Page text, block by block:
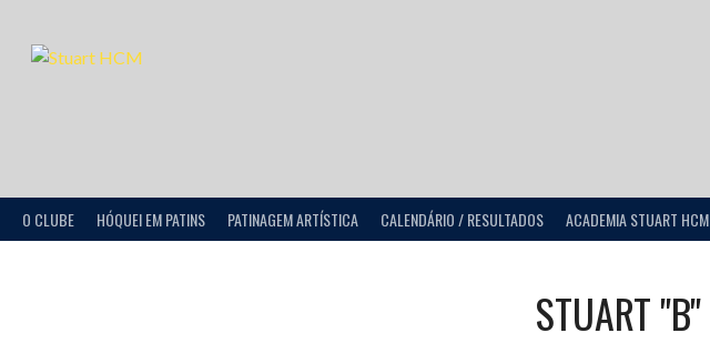
O CLUBE HÓQUEI EM PATINS PATINAGEM ARTÍSTICA CALENDÁRIO / RESULTADOS ACADEMIA STUART HCM
STUART "B"